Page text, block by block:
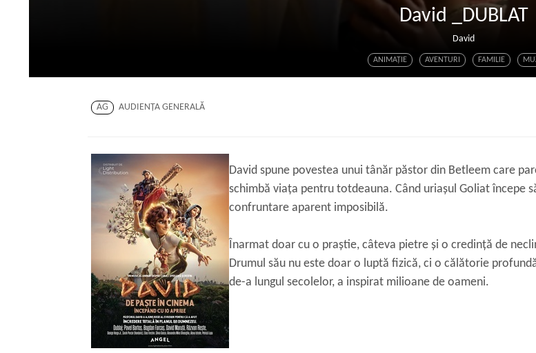
David _DUBLAT
David
ANIMAŢIE AVENTURI FAMILIE
AG
AUDIENŢA GENERALĂ
David spune povestea unui tânăr păstor din Betleem care
schimbă viața pentru totdeauna. Când uriașul Goliat începe
confruntare aparent imposibilă.
Înarmat doar cu o praștie, câteva pietre și o credință de
Drumul său nu este doar o luptă fizică, ci o călătorie
de-a lungul secolelor, a inspirat milioane de oameni.